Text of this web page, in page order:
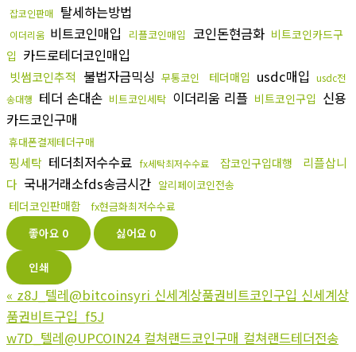
잡코인판매 탈세하는방법
이더리움 비트코인매입 리플코인매입 코인돈현금화 비트코인카드구
입 카드로테더코인매입
빗썸코인추적 불법자금믹싱 무통코인 테더매입 usdc매입 usdc전
송대행 테더 손대손 비트코인세탁 이더리움 리플 비트코인구입 신용
카드코인구매
휴대폰결제테더구매
핑세탁 테더최저수수료 fx세탁최저수수료 잡코인구입대행
리플삽니
다 국내거래소fds송금시간 알리페이코인전송
테더코인판매함 fx현금화최저수수료
좋아요 0 싫어요 0
인쇄
« z8J_텔레@bitcoinsyri 신세계상품권비트코인구입 신세계상
품권비트구입_f5J
w7D_텔레@UPCOIN24 컬쳐랜드코인구매 컬쳐랜드테더전송